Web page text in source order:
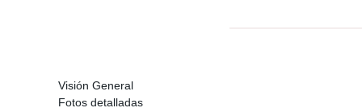
Visión General
Fotos detalladas